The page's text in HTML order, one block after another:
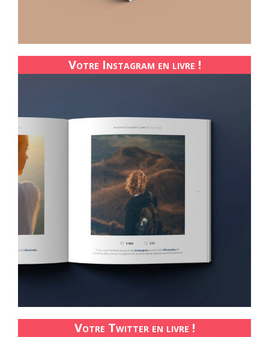
Votre Instagram en livre !
Votre Twitter en livre !